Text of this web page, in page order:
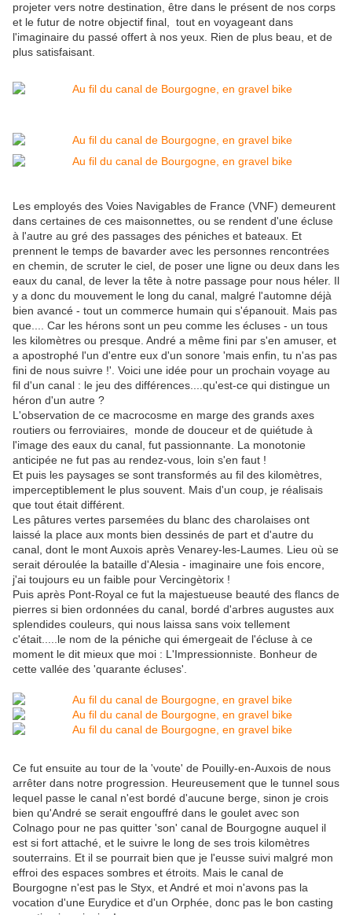
projeter vers notre destination, être dans le présent de nos corps
et le futur de notre objectif final, tout en voyageant dans
l'imaginaire du passé offert à nos yeux. Rien de plus beau, et de
plus satisfaisant.
Les employés des Voies Navigables de France (VNF) demeurent
dans certaines de ces maisonnettes, ou se rendent d'une écluse
à l'autre au gré des passages des péniches et bateaux. Et
prennent le temps de bavarder avec les personnes rencontrées
en chemin, de scruter le ciel, de poser une ligne ou deux dans les
eaux du canal, de lever la tête à notre passage pour nous héler. Il
y a donc du mouvement le long du canal, malgré l'automne déjà
bien avancé - tout un commerce humain qui s'épanouit. Mais pas
que.... Car les hérons sont un peu comme les écluses - un tous
les kilomètres ou presque. André a même fini par s'en amuser, et
a apostrophé l'un d'entre eux d'un sonore 'mais enfin, tu n'as pas
fini de nous suivre !'. Voici une idée pour un prochain voyage au
fil d'un canal : le jeu des différences....qu'est-ce qui distingue un
héron d'un autre ?
L'observation de ce macrocosme en marge des grands axes
routiers ou ferroviaires, monde de douceur et de quiétude à
l'image des eaux du canal, fut passionnante. La monotonie
anticipée ne fut pas au rendez-vous, loin s'en faut !
Et puis les paysages se sont transformés au fil des kilomètres,
imperceptiblement le plus souvent. Mais d'un coup, je réalisais
que tout était différent.
Les pâtures vertes parsemées du blanc des charolaises ont
laissé la place aux monts bien dessinés de part et d'autre du
canal, dont le mont Auxois après Venarey-les-Laumes. Lieu où se
serait déroulée la bataille d'Alesia - imaginaire une fois encore,
j'ai toujours eu un faible pour Vercingètorix !
Puis après Pont-Royal ce fut la majestueuse beauté des flancs de
pierres si bien ordonnées du canal, bordé d'arbres augustes aux
splendides couleurs, qui nous laissa sans voix tellement
c'était.....le nom de la péniche qui émergeait de l'écluse à ce
moment le dit mieux que moi : L'Impressionniste. Bonheur de
cette vallée des 'quarante écluses'.
Ce fut ensuite au tour de la 'voute' de Pouilly-en-Auxois de nous
arrêter dans notre progression. Heureusement que le tunnel sous
lequel passe le canal n'est bordé d'aucune berge, sinon je crois
bien qu'André se serait engouffré dans le goulet avec son
Colnago pour ne pas quitter 'son' canal de Bourgogne auquel il
est si fort attaché, et le suivre le long de ses trois kilomètres
souterrains. Et il se pourrait bien que je l'eusse suivi malgré mon
effroi des espaces sombres et étroits. Mais le canal de
Bourgogne n'est pas le Styx, et André et moi n'avons pas la
vocation d'une Eurydice et d'un Orphée, donc pas le bon casting